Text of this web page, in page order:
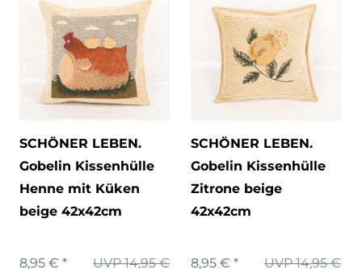
SCHÖNER LEBEN.
Gobelin Kissenhülle
Henne mit Küken
beige 42x42cm
UVP 14,95 €
8,95 € *
SCHÖNER LEBEN.
Gobelin Kissenhülle
Zitrone beige
42x42cm
UVP 14,95 €
8,95 € *